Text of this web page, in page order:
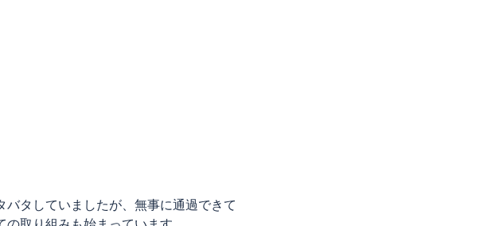
タしていましたが、無事に通過できて